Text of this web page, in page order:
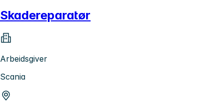
Skadereparatør
Arbeidsgiver
Scania